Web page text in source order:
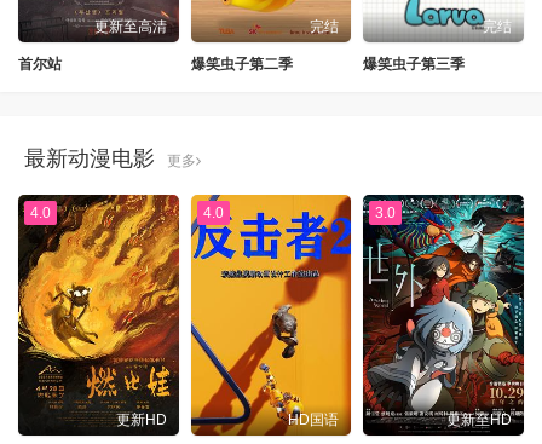
更新至高清
首尔站
完结
爆笑虫子第二季
完结
爆笑虫子第三季
最新动漫电影 更多
4.0
更新HD
4.0
HD国语
3.0
更新至HD